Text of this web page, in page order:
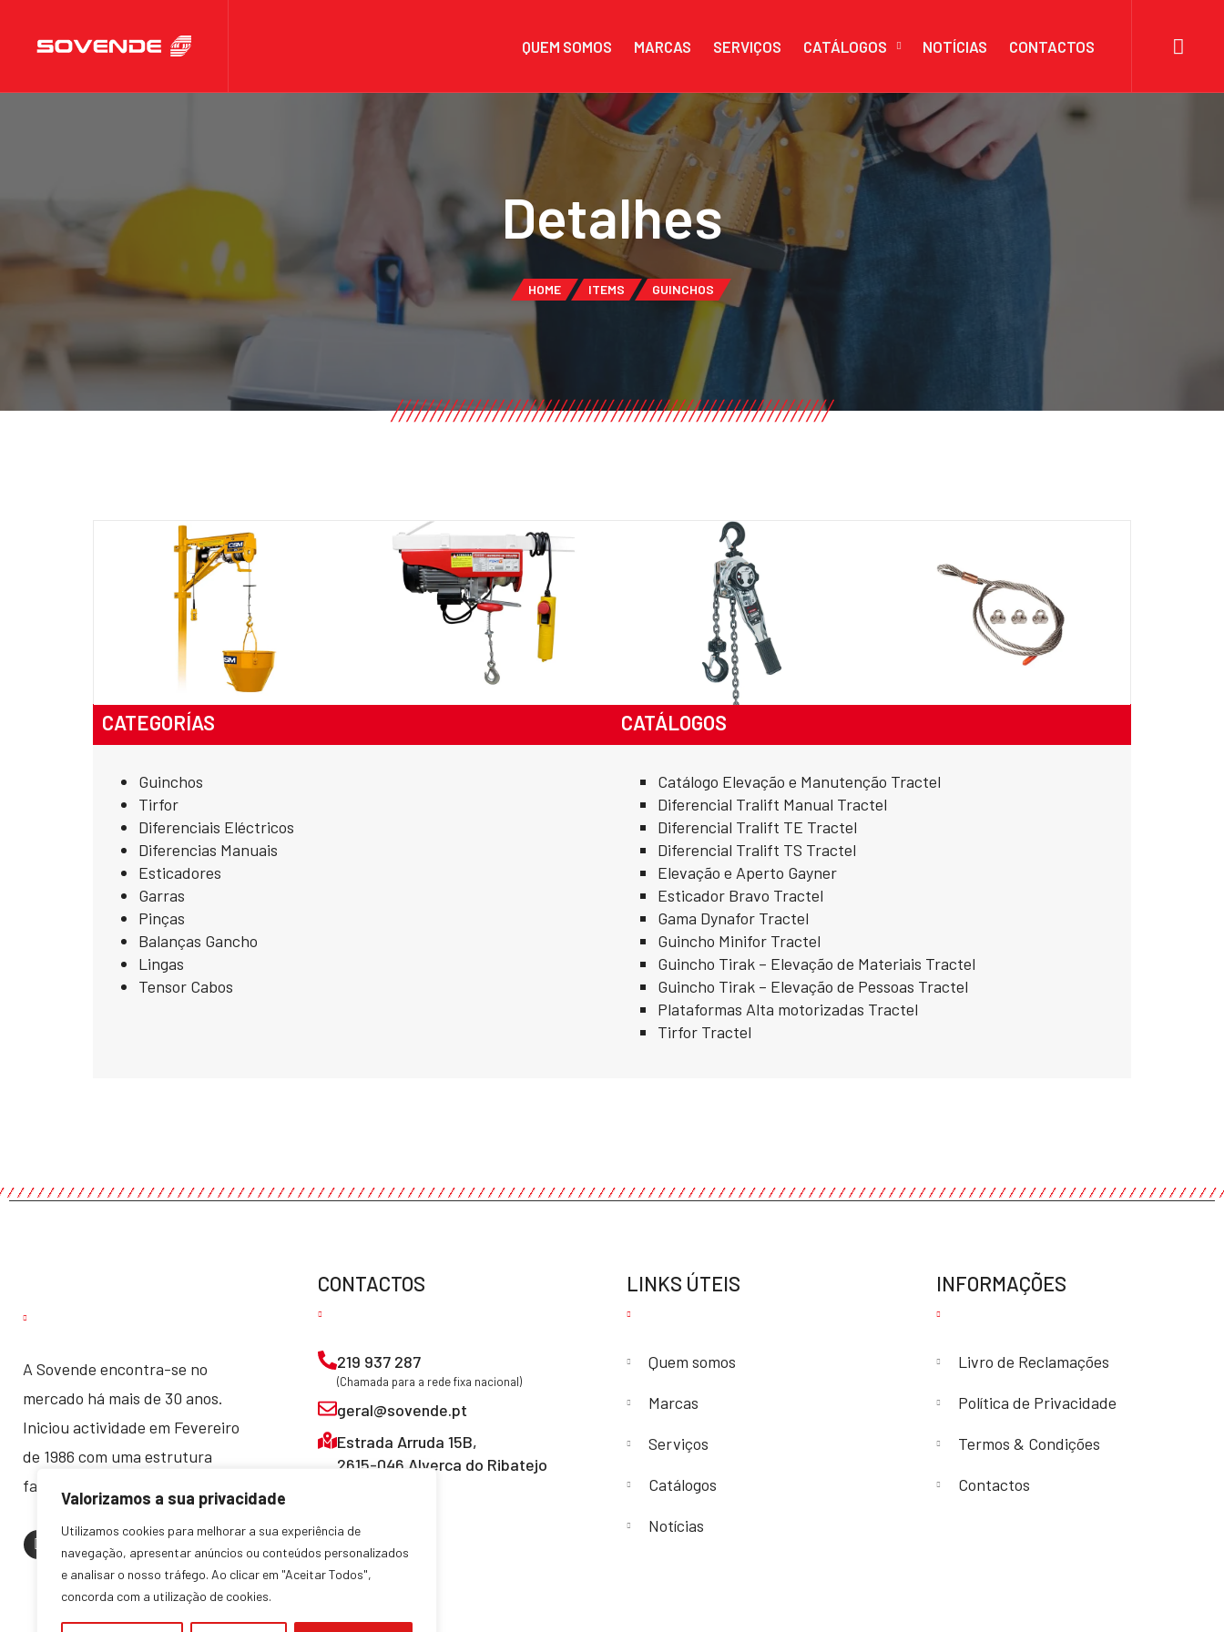
Valorizamos a sua privacidade
Utilizamos cookies para melhorar a sua experiência de
navegação, apresentar anúncios ou conteúdos personalizados
e analisar o nosso tráfego. Ao clicar em "Aceitar Todos",
concorda com a utilização de cookies.
QUEM SOMOS MARCAS SERVIÇOS CATÁLOGOS NOTÍCIAS CONTACTOS
Detalhes
HOME ITEMS GUINCHOS
CATEGORÍAS
Guinchos
Tirfor
Diferenciais Eléctricos
Diferencias Manuais
Esticadores
Garras
Pinças
Balanças Gancho
Lingas
Tensor Cabos
CATÁLOGOS
Catálogo Elevação e Manutenção Tractel
Diferencial Tralift Manual Tractel
Diferencial Tralift TE Tractel
Diferencial Tralift TS Tractel
Elevação e Aperto Gayner
Esticador Bravo Tractel
Gama Dynafor Tractel
Guincho Minifor Tractel
Guincho Tirak – Elevação de Materiais Tractel
Guincho Tirak – Elevação de Pessoas Tractel
Plataformas Alta motorizadas Tractel
Tirfor Tractel
A Sovende encontra-se no
mercado há mais de 30 anos.
Iniciou actividade em Fevereiro
de 1986 com uma estrutura
familiar, que manteve até hoje.
CONTACTOS
219 937 287
(Chamada para a rede fixa nacional)
geral@sovende.pt
Estrada Arruda 15B,
2615-046 Alverca do Ribatejo
LINKS ÚTEIS
Quem somos
Marcas
Serviços
Catálogos
Notícias
INFORMAÇÕES
Livro de Reclamações
Política de Privacidade
Termos & Condições
Contactos